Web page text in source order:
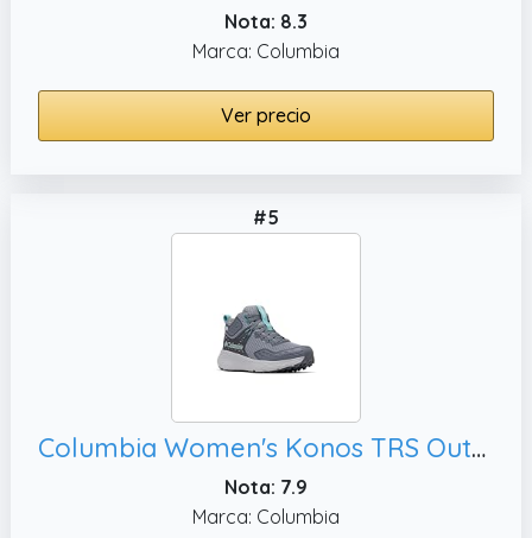
Nota: 8.3
Marca: Columbia
Ver precio
#5
Columbia Women's Konos TRS Outdry Mid, 9
Nota: 7.9
Marca: Columbia